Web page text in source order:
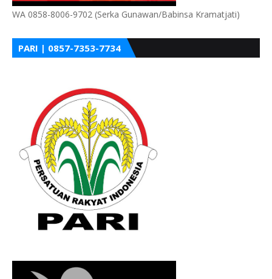
WA 0858-8006-9702 (Serka Gunawan/Babinsa Kramatjati)
PARI | 0857-7353-7734